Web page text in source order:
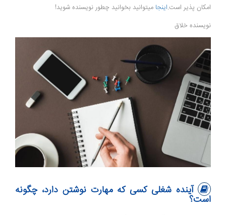
امکان پذیر است.اینجا میتوانید بخوانید چطور نویسنده شوید!
نویسنده خلاق
آینده شغلی کسی که مهارت نوشتن دارد، چگونه
است؟